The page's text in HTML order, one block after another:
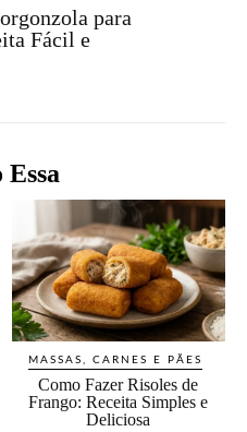
para
Fácil e
MASSAS, CARNES E PÃES
Como Fazer Risoles de
Frango: Receita Simples e
Deliciosa